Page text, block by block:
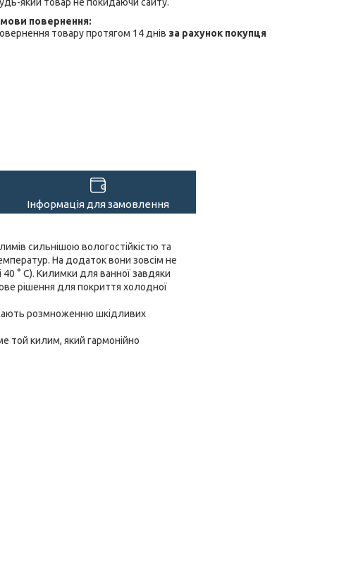
товару протягом 14 днів за рахунок покупця
Інформація для замовлення
сильнішою вологостійкістю та
На додаток вони зовсім не
° С). Килимки для ванної завдяки
рішення для покриття холодної
розмноженню шкідливих
той килим, який гармонійно